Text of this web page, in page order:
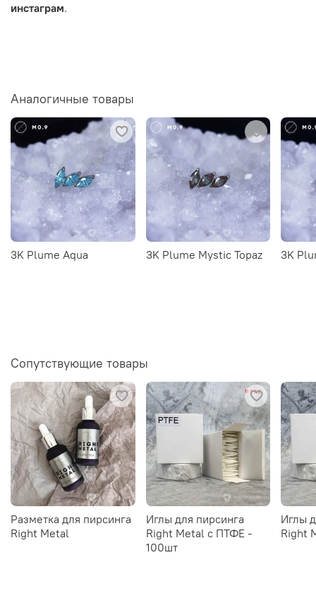
инстаграм.
Аналогичные товары
3K Plume Aqua 3K Plume Mystic Topaz 3K
Сопутствующие товары
Разметка для пирсинга
Right Metal
Иглы для пирсинга
Right Metal c ПТФЕ -
100шт
Иглы
Right